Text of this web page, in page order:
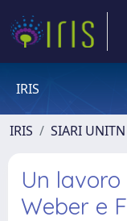
IRIS
IRIS SIARI UNITN
Un
Weber e